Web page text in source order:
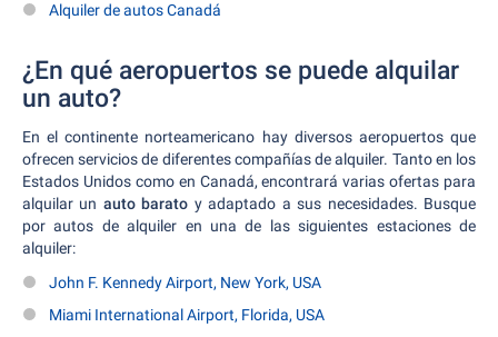
Alquiler de autos Canadá
¿En qué aeropuertos se puede alquilar
un auto?
En el continente norteamericano hay diversos aeropuertos que
ofrecen servicios de diferentes compañías de alquiler. Tanto en los
Estados Unidos como en Canadá, encontrará varias ofertas para
alquilar un auto barato y adaptado a sus necesidades. Busque
por autos de alquiler en una de las siguientes estaciones de
alquiler:
John F. Kennedy Airport, New York, USA
Miami International Airport, Florida, USA